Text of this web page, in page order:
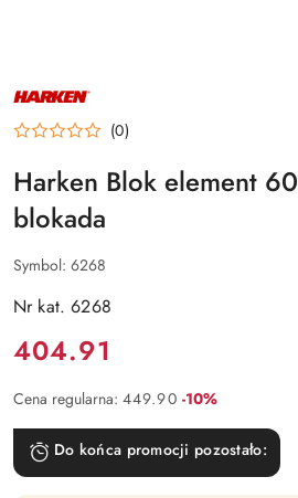
NAZWA
PRODUCENTA:
HARKEN (0)
Harken Blok element
blokada
Symbol: 6268
Nr kat. 6268
Cena:
404.91
Cena regularna: 449.90 Rabat:
-10%
Do końca promocji pozostało: